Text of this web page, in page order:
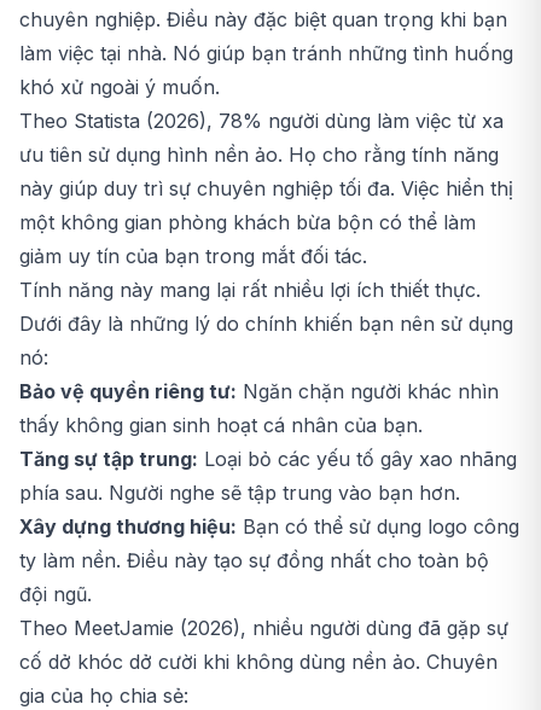
chuyên nghiệp. Điều này đặc biệt quan trọng khi bạn
làm việc tại nhà. Nó giúp bạn tránh những tình huống
khó xử ngoài ý muốn.
Theo Statista (2026), 78% người dùng làm việc từ xa
ưu tiên sử dụng hình nền ảo. Họ cho rằng tính năng
này giúp duy trì sự chuyên nghiệp tối đa. Việc hiển thị
một không gian phòng khách bừa bộn có thể làm
giảm uy tín của bạn trong mắt đối tác.
Tính năng này mang lại rất nhiều lợi ích thiết thực.
Dưới đây là những lý do chính khiến bạn nên sử dụng
nó:
Bảo vệ quyền riêng tư: Ngăn chặn người khác nhìn
thấy không gian sinh hoạt cá nhân của bạn.
Tăng sự tập trung: Loại bỏ các yếu tố gây xao nhãng
phía sau. Người nghe sẽ tập trung vào bạn hơn.
Xây dựng thương hiệu: Bạn có thể sử dụng logo công
ty làm nền. Điều này tạo sự đồng nhất cho toàn bộ
đội ngũ.
Theo MeetJamie (2026), nhiều người dùng đã gặp sự
cố dở khóc dở cười khi không dùng nền ảo. Chuyên
gia của họ chia sẻ: